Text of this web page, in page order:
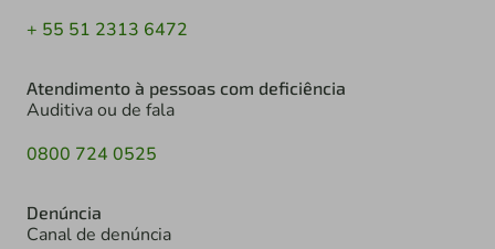
+ 55 51 2313 6472
Atendimento à pessoas com deficiência
Auditiva ou de fala
0800 724 0525
Denúncia
Canal de denúncia